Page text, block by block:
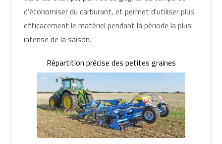
d'économiser du carburant, et permet d'utiliser plus
efficacement le matériel pendant la période la plus
intense de la saison.
Répartition précise des petites graines